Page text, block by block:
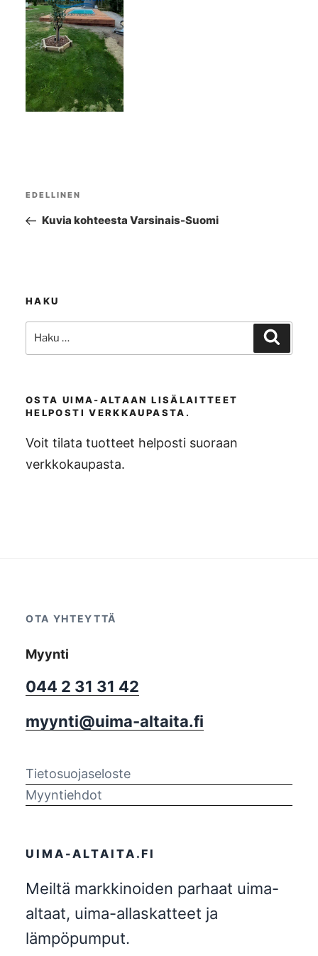
Edellinen
artikkeli
EDELLINEN
Kuvia kohteesta Varsinais-Suomi
HAKU
Etsi:
OSTA UIMA-ALTAAN LISÄLAITTEET
HELPOSTI VERKKAUPASTA.
Voit tilata tuotteet helposti suoraan
verkkokaupasta.
OTA YHTEYTTÄ
Myynti
044 2 31 31 42
myynti@uima-altaita.fi
Tietosuojaseloste
Myyntiehdot
UIMA-ALTAITA.FI
Meiltä markkinoiden parhaat uima-
altaat, uima-allaskatteet ja
lämpöpumput.